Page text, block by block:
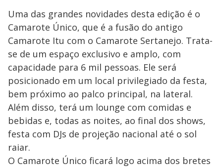
Uma das grandes novidades desta edição é o
Camarote Único, que é a fusão do antigo
Camarote Itu com o Camarote Sertanejo. Trata-
se de um espaço exclusivo e amplo, com
capacidade para 6 mil pessoas. Ele será
posicionado em um local privilegiado da festa,
bem próximo ao palco principal, na lateral.
Além disso, terá um lounge com comidas e
bebidas e, todas as noites, ao final dos shows,
festa com DJs de projeção nacional até o sol
raiar.
O Camarote Único ficará logo acima dos bretes